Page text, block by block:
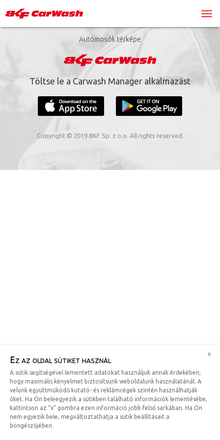
Autómosók térképe
Töltse le a Carwash Manager alkalmazást
Copyright © 2019 BKF Sp. z o.o. All rights reserved.
Ez az oldal sütiket használ
A sütik segítségével lementett adatokat használjuk annak érdekében,
hogy maximális kényelmet biztosítsunk weboldalunk használatánál. A
velünk együttműködő kutató- és reklámcégek szintén használhatják
őket. Ha Ön beleegyezik a sütikben található információk lementésébe,
kattintson az “x” gombra ezen információ jobb felső sarkában. Ha Ön
nem egyezik bele, megváltoztathatja a sütik beállításait a
böngészőjében.
x